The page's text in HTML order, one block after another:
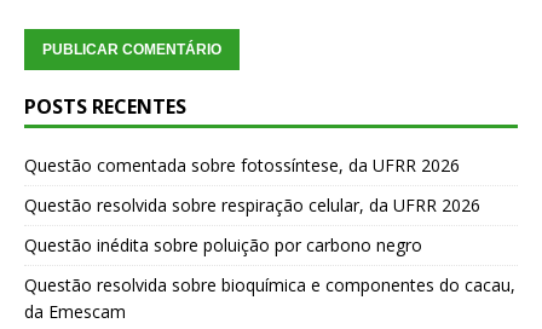
POSTS RECENTES
Questão comentada sobre fotossíntese, da UFRR 2026
Questão resolvida sobre respiração celular, da UFRR 2026
Questão inédita sobre poluição por carbono negro
Questão resolvida sobre bioquímica e componentes do cacau,
da Emescam